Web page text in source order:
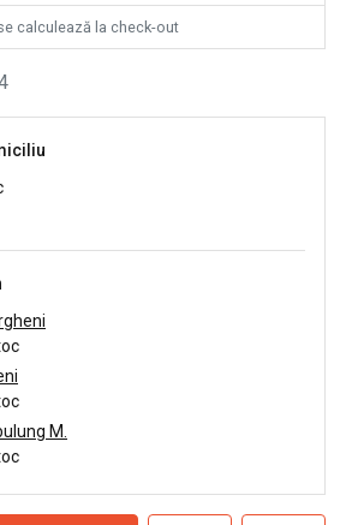
calculează la check-out
M.